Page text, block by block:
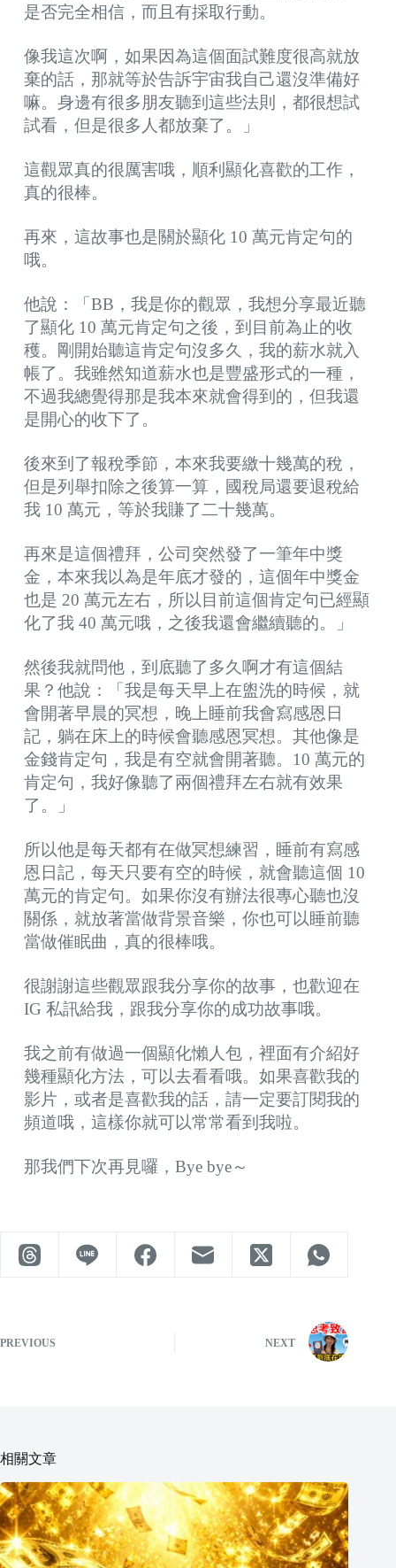
是否完全相信，而且有採取行動。
像我這次啊，如果因為這個面試難度很高就放
棄的話，那就等於告訴宇宙我自己還沒準備好
嘛。身邊有很多朋友聽到這些法則，都很想試
試看，但是很多人都放棄了。」
這觀眾真的很厲害哦，順利顯化喜歡的工作，
真的很棒。
再來，這故事也是關於顯化 10 萬元肯定句的
哦。
他說：「BB，我是你的觀眾，我想分享最近聽
了顯化 10 萬元肯定句之後，到目前為止的收
穫。剛開始聽這肯定句沒多久，我的薪水就入
帳了。我雖然知道薪水也是豐盛形式的一種，
不過我總覺得那是我本來就會得到的，但我還
是開心的收下了。
後來到了報稅季節，本來我要繳十幾萬的稅，
但是列舉扣除之後算一算，國稅局還要退稅給
我 10 萬元，等於我賺了二十幾萬。
再來是這個禮拜，公司突然發了一筆年中獎
金，本來我以為是年底才發的，這個年中獎金
也是 20 萬元左右，所以目前這個肯定句已經顯
化了我 40 萬元哦，之後我還會繼續聽的。」
然後我就問他，到底聽了多久啊才有這個結
果？他說：「我是每天早上在盥洗的時候，就
會開著早晨的冥想，晚上睡前我會寫感恩日
記，躺在床上的時候會聽感恩冥想。其他像是
金錢肯定句，我是有空就會開著聽。10 萬元的
肯定句，我好像聽了兩個禮拜左右就有效果
了。」
所以他是每天都有在做冥想練習，睡前有寫感
恩日記，每天只要有空的時候，就會聽這個 10
萬元的肯定句。如果你沒有辦法很專心聽也沒
關係，就放著當做背景音樂，你也可以睡前聽
當做催眠曲，真的很棒哦。
很謝謝這些觀眾跟我分享你的故事，也歡迎在
IG 私訊給我，跟我分享你的成功故事哦。
我之前有做過一個顯化懶人包，裡面有介紹好
幾種顯化方法，可以去看看哦。如果喜歡我的
影片，或者是喜歡我的話，請一定要訂閱我的
頻道哦，這樣你就可以常常看到我啦。
那我們下次再見囉，Bye bye～
PREVIOUS NEXT
相關文章